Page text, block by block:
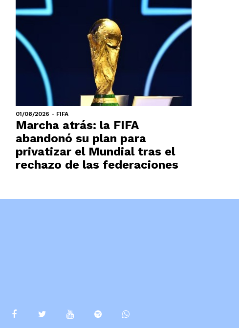
01/08/2026 - FIFA
Marcha atrás: la FIFA
abandonó su plan para
privatizar el Mundial tras el
rechazo de las federaciones